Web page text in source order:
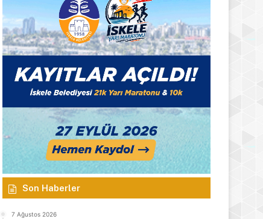
Son Haberler
7 Ağustos 2026